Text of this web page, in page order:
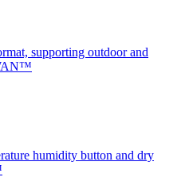
supporting outdoor and
humidity button and dry